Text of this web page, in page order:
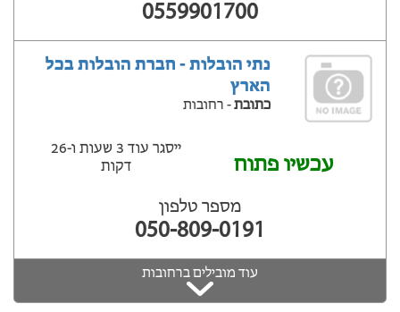
0559901700
נתי הובלות - חברת הובלות בכל
הארץ
כתובת- רחובות
עכשיו פתוח
ייסגר עוד 3 שעות ‫ו-26
דקות
מספר טלפון
050-809-0191
עוד מובילים ברחובות